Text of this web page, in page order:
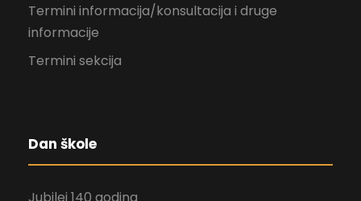
Termini informacija/konsultacija i druge
informacije
Termini sekcija
Dan škole
Jubilej 140 godina